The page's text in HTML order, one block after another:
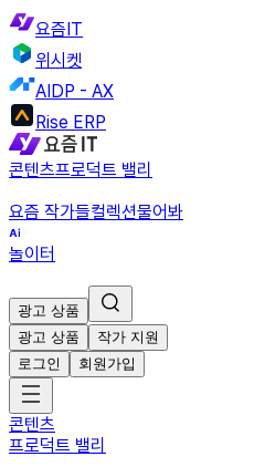
요즘IT
위시켓
AIDP - AX
Rise ERP
콘텐츠프로덕트 밸리
요즘 작가들컬렉션물어봐
놀이터
광고 상품
광고 상품
작가 지원
로그인
회원가입
콘텐츠
프로덕트 밸리